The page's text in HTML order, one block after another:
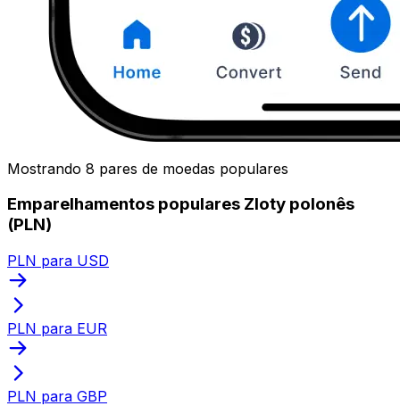
Mostrando 8 pares de moedas populares
Emparelhamentos populares Zloty polonês
(PLN)
PLN para USD
PLN para EUR
PLN para GBP